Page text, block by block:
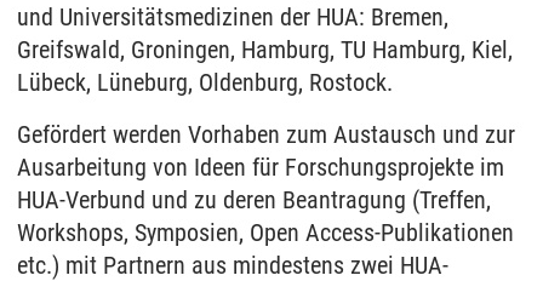
und Universitätsmedizinen der HUA: Bremen,
Greifswald, Groningen, Hamburg, TU Hamburg, Kiel,
Lübeck, Lüneburg, Oldenburg, Rostock.
Gefördert werden Vorhaben zum Austausch und zur
Ausarbeitung von Ideen für Forschungsprojekte im
HUA-Verbund und zu deren Beantragung (Treffen,
Workshops, Symposien, Open Access-Publikationen
etc.) mit Partnern aus mindestens zwei HUA-